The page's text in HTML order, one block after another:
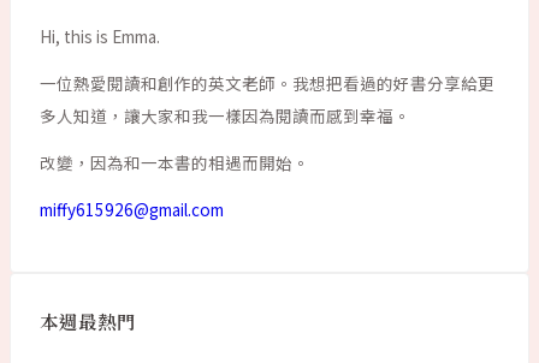
Hi, this is Emma.
一位熱愛閱讀和創作的英文老師。我想把看過的好書分享給更
多人知道，讓大家和我一樣因為閱讀而感到幸福。
改變，因為和一本書的相遇而開始。
miffy615926@gmail.com
本週最熱門